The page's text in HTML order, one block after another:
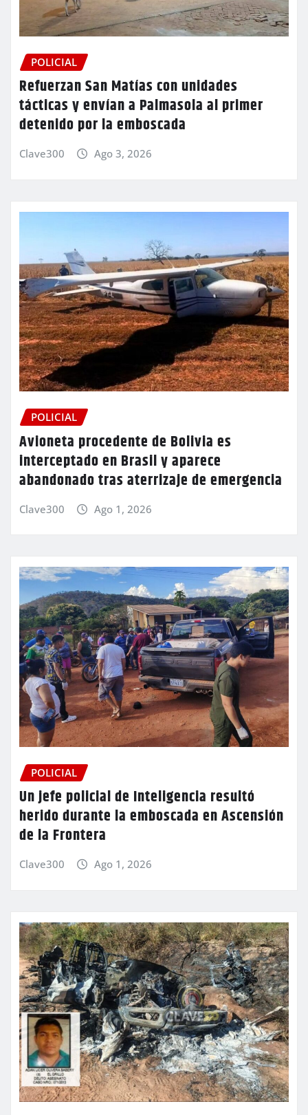
POLICIAL
Refuerzan San Matías con unidades
tácticas y envían a Palmasola al primer
detenido por la emboscada
Clave300 Ago 3, 2026
POLICIAL
Avioneta procedente de Bolivia es
interceptado en Brasil y aparece
abandonado tras aterrizaje de emergencia
Clave300 Ago 1, 2026
POLICIAL
Un jefe policial de Inteligencia resultó
herido durante la emboscada en Ascensión
de la Frontera
Clave300 Ago 1, 2026